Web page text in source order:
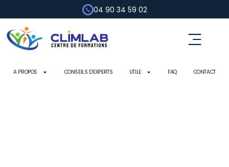
04 90 34 59 02
A PROPOS CONSEILS D’EXPERTS UTILE FAQ CONTACT